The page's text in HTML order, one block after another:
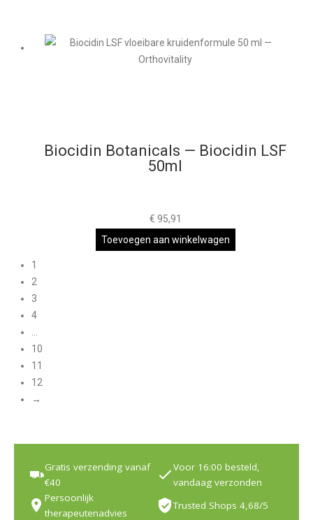
Biocidin Botanicals — Biocidin LSF
50ml
€ 95,91
Toevoegen aan winkelwagen
1
2
3
4
10
11
12
→
Gratis verzending vanaf
€40
Voor 16:00 besteld,
vandaag verzonden
Persoonlijk
therapeutenadvies
Trusted Shops 4,68/5